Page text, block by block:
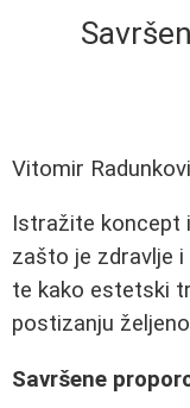
Vitomir
Istražite koncept
zašto je zdravlje
te kako estetski
postizanju
Savršene